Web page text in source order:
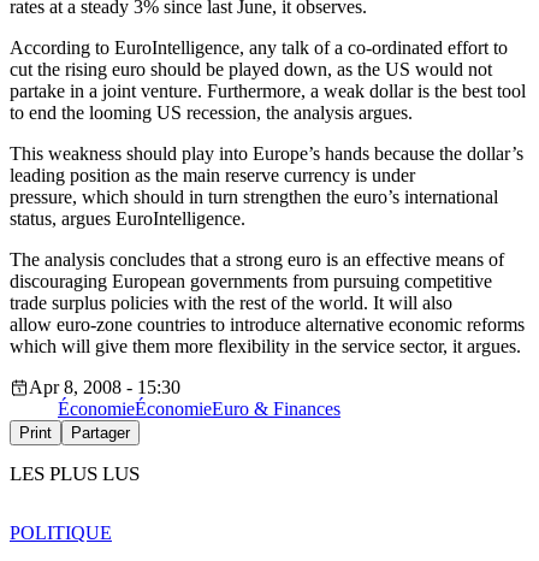
rates at a steady 3% since last June, it observes.
According to EuroIntelligence, any talk of a co-ordinated effort to
cut the rising euro should be played down, as the US would not
partake in a joint venture. Furthermore, a weak dollar is the best tool
to end the looming US recession, the analysis argues.
This weakness should play into Europe’s hands because the dollar’s
leading position as the main reserve currency is under
pressure, which should in turn strengthen the euro’s international
status, argues EuroIntelligence.
The analysis concludes that a strong euro is an effective means of
discouraging European governments from pursuing competitive
trade surplus policies with the rest of the world. It will also
allow euro-zone countries to introduce alternative economic reforms
which will give them more flexibility in the service sector, it argues.
Apr 8, 2008 - 15:30
ÉconomieÉconomieEuro & Finances
Print Partager
LES PLUS LUS
POLITIQUE